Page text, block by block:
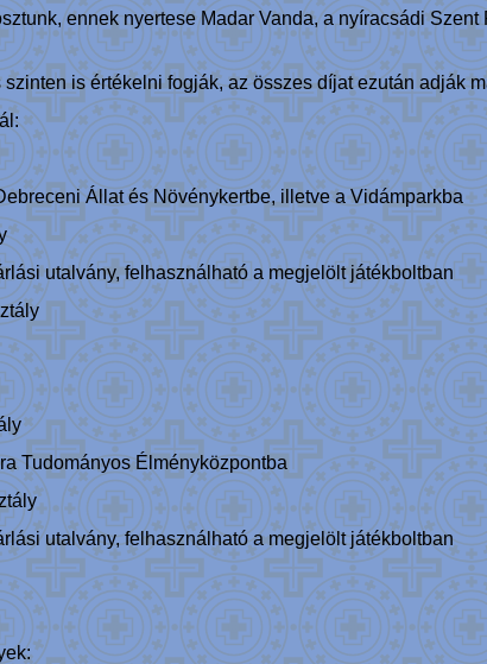
ennek nyertese Madar Vanda, a nyíracsádi
is értékelni fogják, az összes díjat ezután adják
Állat és Növénykertbe, illetve a Vidámparkba
utalvány, felhasználható a megjelölt játékboltban
Tudományos Élményközpontba
utalvány, felhasználható a megjelölt játékboltban